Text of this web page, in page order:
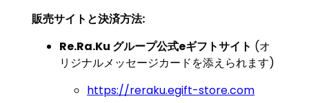
販売サイトと決済方法:
Re.Ra.Ku グループ公式eギフトサイト (オ
リジナルメッセージカードを添えられます)
https://reraku.egift-store.com